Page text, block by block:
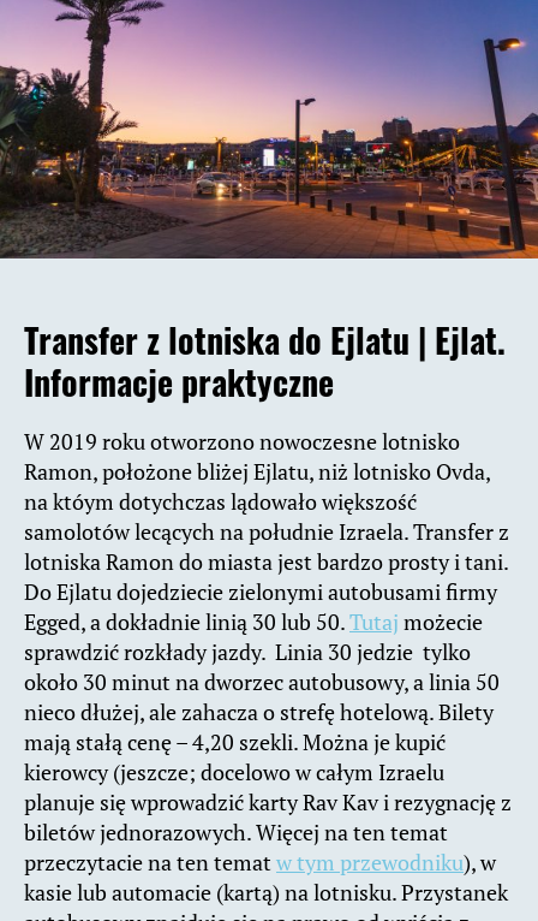
Transfer z lotniska do Ejlatu | Ejlat.
Informacje praktyczne
W 2019 roku otworzono nowoczesne lotnisko
Ramon, położone bliżej Ejlatu, niż lotnisko Ovda,
na któym dotychczas lądowało większość
samolotów lecących na południe Izraela. Transfer z
lotniska Ramon do miasta jest bardzo prosty i tani.
Do Ejlatu dojedziecie zielonymi autobusami firmy
Egged, a dokładnie linią 30 lub 50.Tutaj możecie
sprawdzić rozkłady jazdy. Linia 30 jedzie tylko
około 30 minut na dworzec autobusowy, a linia 50
nieco dłużej, ale zahacza o strefę hotelową. Bilety
mają stałą cenę – 4,20 szekli. Można je kupić
kierowcy (jeszcze; docelowo w całym Izraelu
planuje się wprowadzić karty Rav Kav i rezygnację z
biletów jednorazowych. Więcej na ten temat
przeczytacie na ten temat w tym przewodniku), w
kasie lub automacie (kartą) na lotnisku. Przystanek